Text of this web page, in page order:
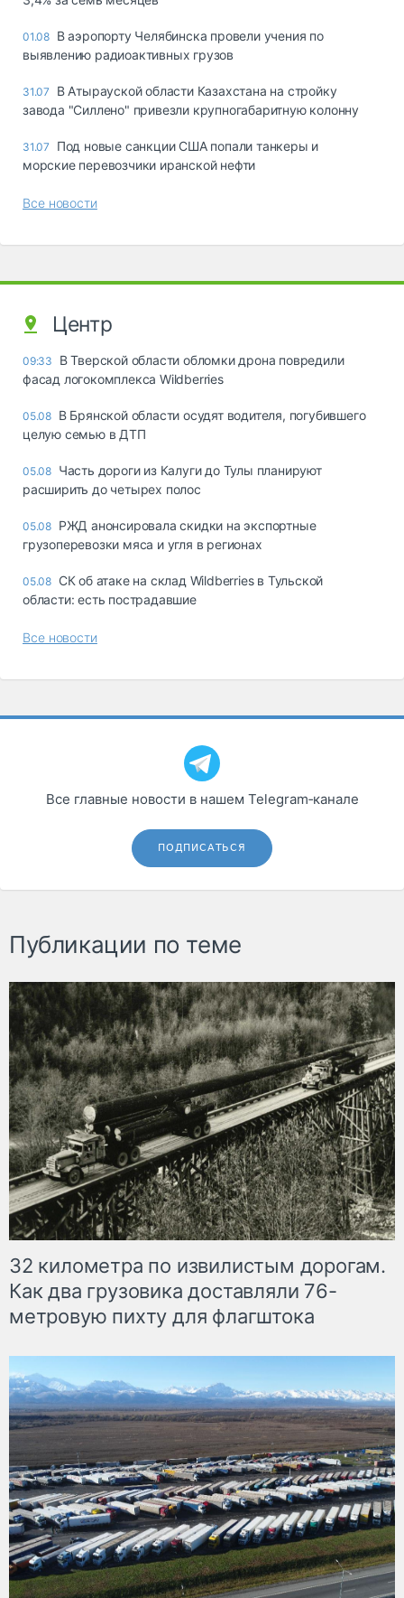
01.08 В аэропорту Челябинска провели учения по
выявлению радиоактивных грузов
31.07
В Атырауской области Казахстана на стройку
завода "Силлено" привезли крупногабаритную колонну
31.07
Под новые санкции США попали танкеры и
морские перевозчики иранской нефти
Все новости
Центр
09:33
В Тверской области обломки дрона повредили
фасад логокомплекса Wildberries
05.08 В Брянской области осудят водителя, погубившего
целую семью в ДТП
05.08 Часть дороги из Калуги до Тулы планируют
расширить до четырех полос
05.08 РЖД анонсировала скидки на экспортные
грузоперевозки мяса и угля в регионах
05.08 СК об атаке на склад Wildberries в Тульской
области: есть пострадавшие
Все новости
Все главные новости в нашем Telegram‑канале
ПОДПИСАТЬСЯ
Публикации по теме
32 километра по извилистым дорогам.
Как два грузовика доставляли 76-
метровую пихту для флагштока